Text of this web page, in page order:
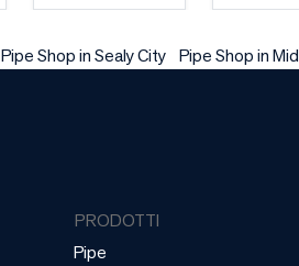
Pipe Shop in Sealy City Pipe Shop in
PRODOTTI
Pipe